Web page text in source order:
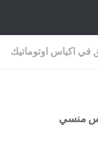
في اكياس اوتوماتيك
منسي